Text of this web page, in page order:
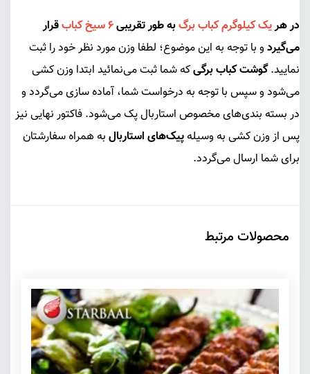
در هریک کیلوگرمکباب برگبه طور تقریبی۶ سیخ کباب
قرار
می‌گیرد و با توجه به این موضوع؛ لطفا وزن مورد نظر خود را ثبت
نمایید.گوشت کباب برگیکه شما ثبت می‌نمائید ابتدا وزن کشی
می‌شود و سپس با توجه به درخواست شما، آماده سازی می‌گردد و
در بسته بندی‌های مخصوص استاربال پک می‌شود. فاکتور نهایی نیز
پس از وزن کشی به وسیلهپیک‌های استاربال به همراه سفارشتان
برای شما ارسال می‌گردد.
محصولات مرتبط